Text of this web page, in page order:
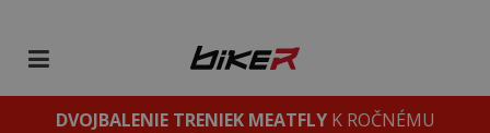
DVOJBALENIE TRENIEK MEATFLYK ROČNÉMU